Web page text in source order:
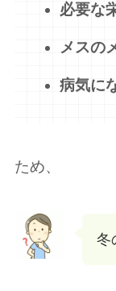
必要な
メスの
病気に
ため、
冬